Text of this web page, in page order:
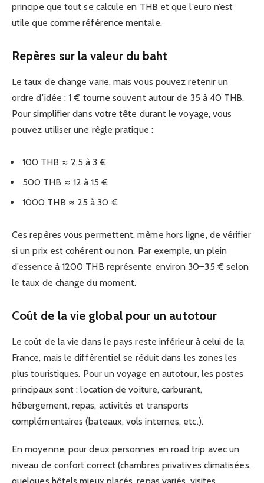
principe que tout se calcule en THB et que l’euro n’est
utile que comme référence mentale.
Repères sur la valeur du baht
Le taux de change varie, mais vous pouvez retenir un
ordre d’idée : 1 € tourne souvent autour de 35 à 40 THB.
Pour simplifier dans votre tête durant le voyage, vous
pouvez utiliser une règle pratique :
100 THB ≈ 2,5 à 3 €
500 THB ≈ 12 à 15 €
1000 THB ≈ 25 à 30 €
Ces repères vous permettent, même hors ligne, de vérifier
si un prix est cohérent ou non. Par exemple, un plein
d’essence à 1200 THB représente environ 30–35 € selon
le taux de change du moment.
Coût de la vie global pour un autotour
Le coût de la vie dans le pays reste inférieur à celui de la
France, mais le différentiel se réduit dans les zones les
plus touristiques. Pour un voyage en autotour, les postes
principaux sont : location de voiture, carburant,
hébergement, repas, activités et transports
complémentaires (bateaux, vols internes, etc.).
En moyenne, pour deux personnes en road trip avec un
niveau de confort correct (chambres privatives climatisées,
quelques hôtels mieux placés, repas variés, visites